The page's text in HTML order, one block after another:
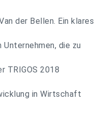
der Bellen. Ein klares
die zu
TRIGOS 2018
in Wirtschaft